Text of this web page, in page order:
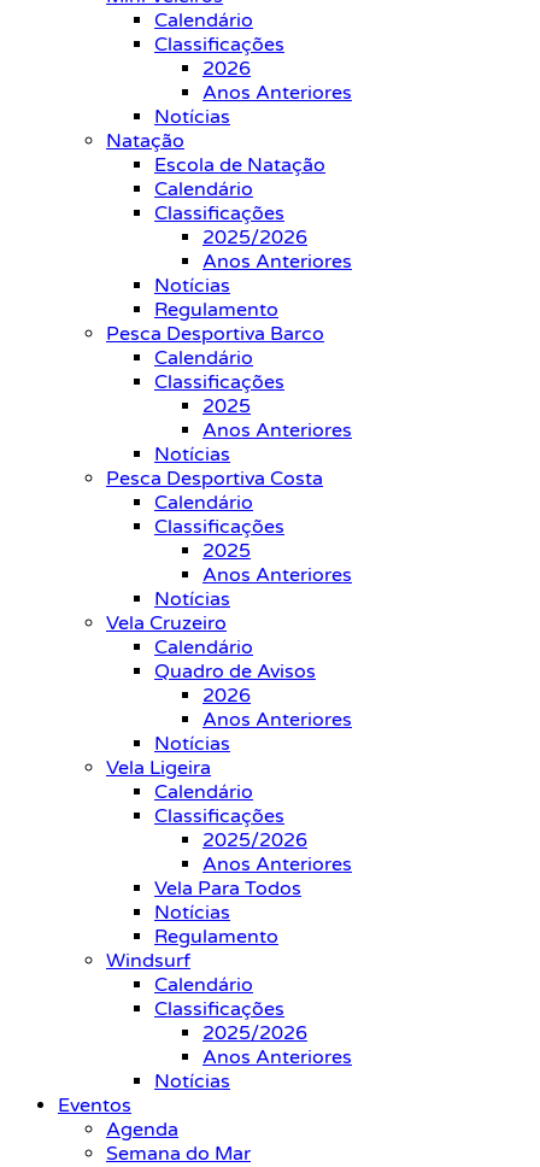
Calendário
Classificações
2026
Anos Anteriores
Notícias
Natação
Escola de Natação
Calendário
Classificações
2025/2026
Anos Anteriores
Notícias
Regulamento
Pesca Desportiva Barco
Calendário
Classificações
2025
Anos Anteriores
Notícias
Pesca Desportiva Costa
Calendário
Classificações
2025
Anos Anteriores
Notícias
Vela Cruzeiro
Calendário
Quadro de Avisos
2026
Anos Anteriores
Notícias
Vela Ligeira
Calendário
Classificações
2025/2026
Anos Anteriores
Vela Para Todos
Notícias
Regulamento
Windsurf
Calendário
Classificações
2025/2026
Anos Anteriores
Notícias
Eventos
Agenda
Semana do Mar